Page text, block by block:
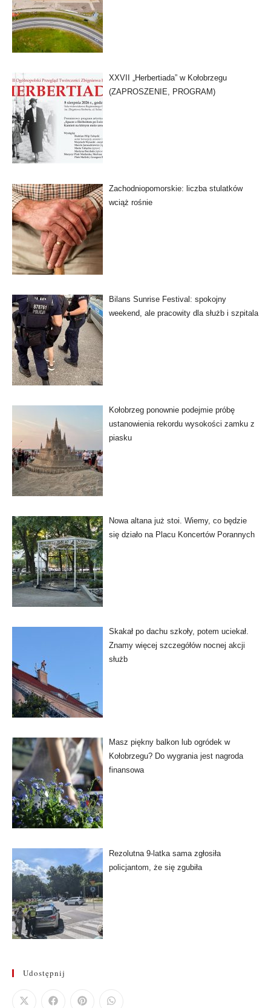
XXVII „Herbertiada” w Kołobrzegu
(ZAPROSZENIE, PROGRAM)
Zachodniopomorskie: liczba stulatków
wciąż rośnie
Bilans Sunrise Festival: spokojny
weekend, ale pracowity dla służb i szpitala
Kołobrzeg ponownie podejmie próbę
ustanowienia rekordu wysokości zamku z
piasku
Nowa altana już stoi. Wiemy, co będzie
się działo na Placu Koncertów Porannych
Skakał po dachu szkoły, potem uciekał.
Znamy więcej szczegółów nocnej akcji
służb
Masz piękny balkon lub ogródek w
Kołobrzegu? Do wygrania jest nagroda
finansowa
Rezolutna 9-latka sama zgłosiła
policjantom, że się zgubiła
Udostępnij